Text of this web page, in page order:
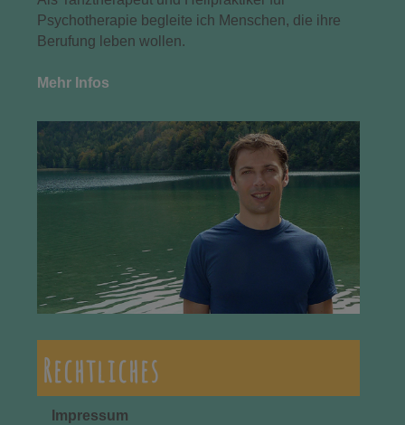
Psychotherapie begleite ich Menschen, die ihre
Berufung leben wollen.
Mehr Infos
Rechtliches
Impressum